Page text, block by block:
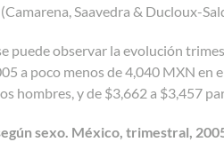
Saavedra & Ducloux-
puede observar la evolución
a poco menos de 4,040 MXN
hombres, y de $3,662 a $3,457
sexo. México, trimestral,